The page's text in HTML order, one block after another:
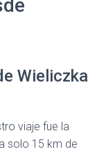
Wieliczka
viaje fue la
solo 15 km de